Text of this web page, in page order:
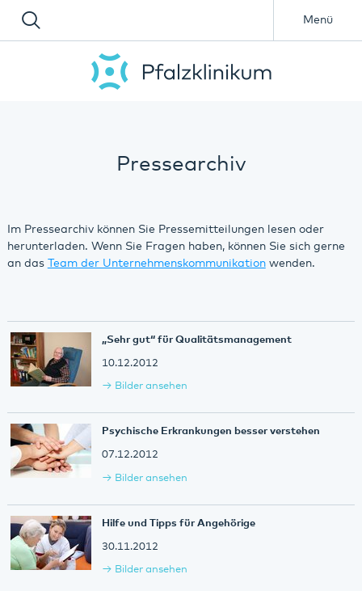
Menü
Pressearchiv
Im Pressearchiv können Sie Pressemitteilungen lesen oder
herunterladen. Wenn Sie Fragen haben, können Sie sich gerne
an das Team der Unternehmenskommunikationwenden.
„Sehr gut“ für Qualitätsmanagement
10.12.2012
Bilder ansehen
Psychische Erkrankungen besser verstehen
07.12.2012
Bilder ansehen
Hilfe und Tipps für Angehörige
30.11.2012
Bilder ansehen